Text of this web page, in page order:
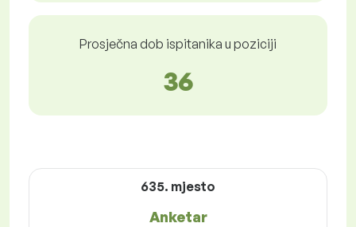
Prosječna dob ispitanika u poziciji
36
635. mjesto
Anketar